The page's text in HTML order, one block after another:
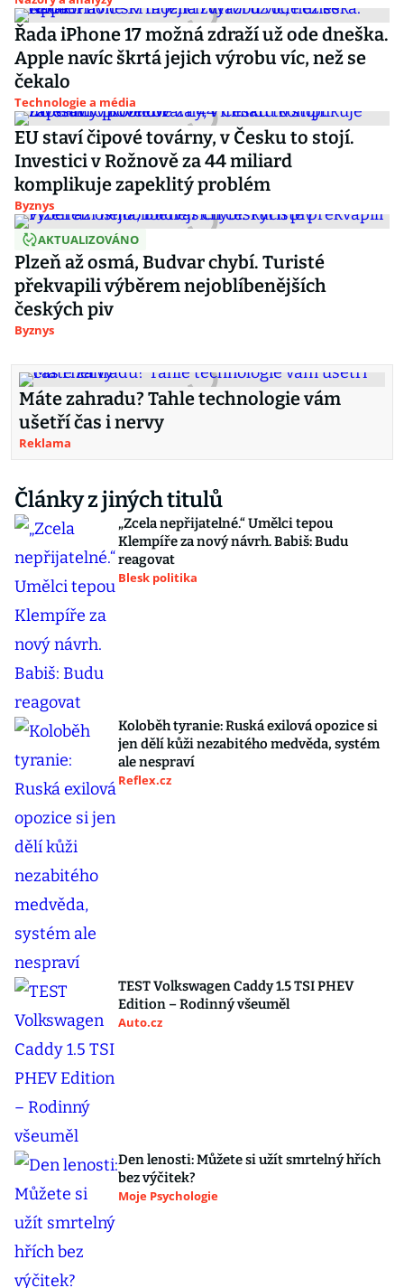
Řada iPhone 17 možná zdraží už ode dneška.
Apple navíc škrtá jejich výrobu víc, než se
čekalo
Technologie a média
EU staví čipové továrny, v Česku to stojí.
Investici v Rožnově za 44 miliard
komplikuje zapeklitý problém
Byznys
AKTUALIZOVÁNO
Plzeň až osmá, Budvar chybí. Turisté
překvapili výběrem nejoblíbenějších
českých piv
Byznys
Máte zahradu? Tahle technologie vám
ušetří čas i nervy
Reklama
Články z jiných titulů
„Zcela nepřijatelné.“ Umělci tepou
Klempíře za nový návrh. Babiš: Budu
reagovat
Blesk politika
Koloběh tyranie: Ruská exilová opozice si
jen dělí kůži nezabitého medvěda, systém
ale nespraví
Reflex.cz
TEST Volkswagen Caddy 1.5 TSI PHEV
Edition – Rodinný všeuměl
Auto.cz
Den lenosti: Můžete si užít smrtelný hřích
bez výčitek?
Moje Psychologie